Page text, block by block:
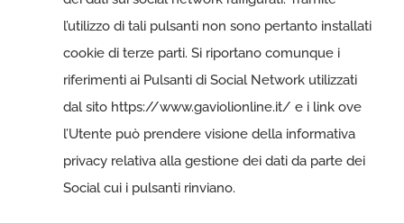
l’utilizzo di tali pulsanti non sono pertanto installati
cookie di terze parti. Si riportano comunque i
riferimenti ai Pulsanti di Social Network utilizzati
dal sito https://www.gaviolionline.it/ e i link ove
l’Utente può prendere visione della informativa
privacy relativa alla gestione dei dati da parte dei
Social cui i pulsanti rinviano.